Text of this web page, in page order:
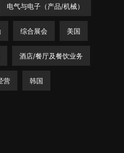
电气与电子（产品/机械）
综合展会 美国
酒店/餐厅及餐饮业务
营 韩国